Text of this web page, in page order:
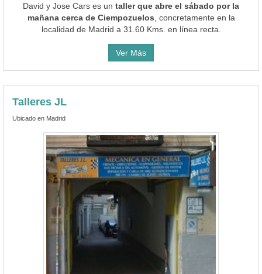
David y Jose Cars es un taller que abre el sábado por la
mañana cerca de Ciempozuelos , concretamente en la
localidad de Madrid a 31.60 Kms. en línea recta.
Ver Más
Talleres JL
Ubicado en Madrid